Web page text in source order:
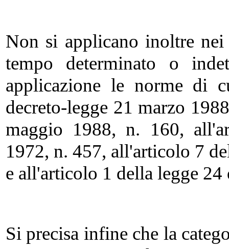
Non si applicano inoltre
tempo determinato o
applicazione le norme di
decreto-legge 21 marzo
maggio 1988, n. 160,
1972, n. 457, all'articolo 7
e all'articolo 1 della legge
Si precisa infine che la